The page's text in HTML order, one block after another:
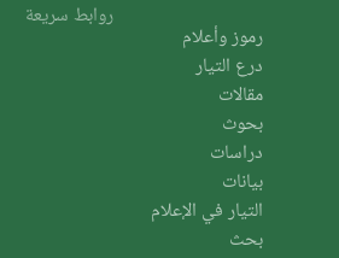
روابط سريعة
رموز وأعلام
درع التيار
مقالات
بحوث
دراسات
بيانات
التيار في الإعلام
بحث